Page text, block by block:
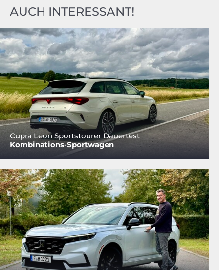
AUCH INTERESSANT!
Cupra Leon Sportstourer Dauertest
Kombinations-Sportwagen